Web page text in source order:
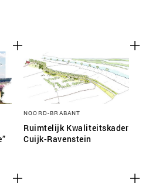
NOORD-BRABANT
Ruimtelijk Kwaliteitskader
Cuijk-Ravenstein